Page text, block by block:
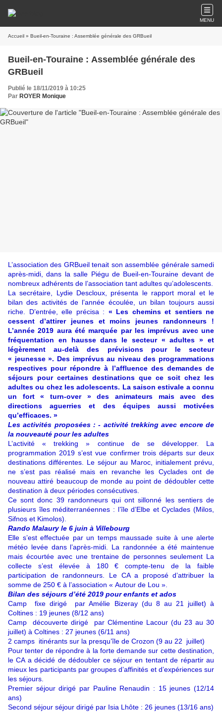
MENU
Accueil » Bueil-en-Touraine : Assemblée générale des GRBueil
Bueil-en-Touraine : Assemblée générale des
GRBueil
Publié le 18/11/2019 à 10:25
Par ROYER Monique
L’association des GRBueil tenait son assemblée générale samedi
après-midi, dans la salle Piégu de Bueil-en-Touraine devant de
nombreux adhérents de l’association tant adultes qu’adolescents.
La secrétaire, Lydie Descloux, présenta le rapport moral et le
bilan des activités de l’année écoulée, un bilan toujours aussi
riche. D’entrée, elle précisa : « Les chemins et sentiers ne
cessent d’attirer jeunes et moins jeunes randonneurs !
L’année 2019 aura été marquée par les imprévus avec une
fréquentation en hausse dans le secteur « adultes » et
légèrement au-delà des prévisions pour le secteur
« jeunesse ». Des imprévus au niveau des programmations
respectives pour répondre à l’affluence des demandes de
séjours pour certaines destinations que ce soit chez les
adultes ou chez les adolescents. La saison estivale a connu
un fort « turn-over » des animateurs mais avec des
directions aguerries et des équipes aussi motivées
qu’efficaces. »
Les activités proposées : - activité trekking avec encore de
la nouveauté pour les adultes
L’activité « trekking » continue de se développer. La
programmation 2019 s’est vue confirmer trois départs sur deux
destinations différentes. Le séjour au Maroc, initialement prévu,
ne s’est pas réalisé mais en revanche les Cyclades ont de
nouveau attiré beaucoup de monde au point de dédoubler cette
destination à deux périodes consécutives.
Ce sont donc 39 randonneurs qui ont sillonné les sentiers de
plusieurs îles méditerranéennes : l’île d’Elbe et Cyclades (Milos,
Sifnos et Kimolos).
Rando Malaury le 6 juin à Villebourg
Elle s’est effectuée par un temps maussade suite à une alerte
météo levée dans l’après-midi. La randonnée a été maintenue
mais écourtée avec une trentaine de personnes seulement La
collecte s’est élevée à 180 € compte-tenu de la faible
participation de randonneurs. Le CA a proposé d’attribuer la
somme de 250 € à l’association « Autour de Lou ».
Bilan des séjours d’été 2019 pour enfants et ados
Camp fixe dirigé par Amélie Bizeray (du 8 au 21 juillet) à
Coltines : 19 jeunes (8/12 ans)
Camp découverte dirigé par Clémentine Lacour (du 23 au 30
juillet) à Coltines : 27 jeunes (6/11 ans)
2 camps itinérants sur la presqu’île de Crozon (9 au 22 juillet)
Pour tenter de répondre à la forte demande sur cette destination,
le CA a décidé de dédoubler ce séjour en tentant de répartir au
mieux les participants par groupes d’affinités et d’expériences sur
les séjours.
Premier séjour dirigé par Pauline Renaudin : 15 jeunes (12/14
ans)
Second séjour séjour dirigé par Isia Lhôte : 26 jeunes (13/16 ans)